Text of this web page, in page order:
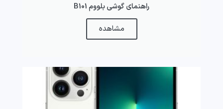
راهنمای گوشی بلووم B101
مشاهده